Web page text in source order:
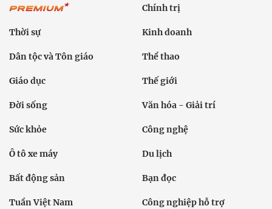
Chính trị
Thời sự Kinh doanh
Dân tộc và Tôn giáo Thể thao
Giáo dục Thế giới
Đời sống Văn hóa - Giải trí
Sức khỏe Công nghệ
Ô tô xe máy Du lịch
Bất động sản Bạn đọc
Tuần Việt Nam Công nghiệp hỗ trợ